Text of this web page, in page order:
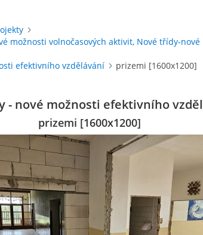
možnosti volnočasových aktivit, Nové třídy-nové
efektivního vzdělávání
prizemi [1600x1200]
- nové možnosti efektivního
prizemi [1600x1200]